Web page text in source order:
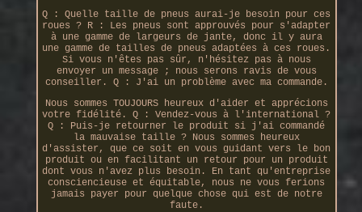
Q : Quelle taille de pneus aurai-je besoin pour ces
roues ? R : Les pneus sont approuvés pour s'adapter
à une gamme de largeurs de jante, donc il y aura
une gamme de tailles de pneus adaptées à ces roues.
Si vous n'êtes pas sûr, n'hésitez pas à nous
envoyer un message ; nous serons ravis de vous
conseiller. Q : J'ai un problème avec ma commande.
Nous sommes TOUJOURS heureux d'aider et apprécions
votre fidélité. Q : Vendez-vous à l'international ?
Q : Puis-je retourner le produit si j'ai commandé
la mauvaise taille ? Nous sommes heureux
d'assister, que ce soit en vous guidant vers le bon
produit ou en facilitant un retour pour un produit
dont vous n'avez plus besoin. En tant qu'entreprise
consciencieuse et équitable, nous ne vous ferions
jamais payer pour quelque chose qui est de notre
faute.